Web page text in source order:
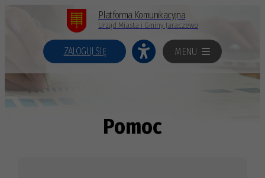
Platforma Komunikacyjna
Urząd Miasta i Gminy Jaraczewo
ZALOGUJ SIĘ MENU
Pomoc